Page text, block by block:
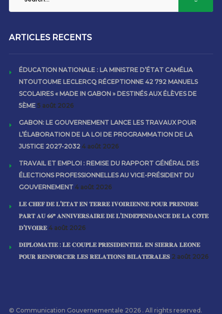
ARTICLES RECENTS
ÉDUCATION NATIONALE : LA MINISTRE D’ÉTAT CAMÉLIA
NTOUTOUME LECLERCQ RÉCEPTIONNE 42 792 MANUELS
SCOLAIRES « MADE IN GABON » DESTINÉS AUX ÉLÈVES DE
5ÈME 5 août 2026
GABON: LE GOUVERNEMENT LANCE LES TRAVAUX POUR
L’ÉLABORATION DE LA LOI DE PROGRAMMATION DE LA
JUSTICE 2027-2032 4 août 2026
TRAVAIL ET EMPLOI : REMISE DU RAPPORT GÉNÉRAL DES
ÉLECTIONS PROFESSIONNELLES AU VICE-PRÉSIDENT DU
GOUVERNEMENT 4 août 2026
𝐋𝐄 𝐂𝐇𝐄𝐅 𝐃𝐄 𝐋’𝐄́𝐓𝐀𝐓 𝐄𝐍 𝐓𝐄𝐑𝐑𝐄 𝐈𝐕𝐎𝐈𝐑𝐈𝐄𝐍𝐍𝐄 𝐏𝐎𝐔𝐑 𝐏𝐑𝐄𝐍𝐃𝐑𝐄
𝐏𝐀𝐑𝐓 𝐀𝐔 𝟔𝟔ᵉ 𝐀𝐍𝐍𝐈𝐕𝐄𝐑𝐒𝐀𝐈𝐑𝐄 𝐃𝐄 𝐋’𝐈𝐍𝐃𝐄́𝐏𝐄𝐍𝐃𝐀𝐍𝐂𝐄 𝐃𝐄 𝐋𝐀 𝐂𝐎̂𝐓𝐄
𝐃’𝐈𝐕𝐎𝐈𝐑𝐄 4 août 2026
𝐃𝐈𝐏𝐋𝐎𝐌𝐀𝐓𝐈𝐄 : 𝐋𝐄 𝐂𝐎𝐔𝐏𝐋𝐄 𝐏𝐑𝐄́𝐒𝐈𝐃𝐄𝐍𝐓𝐈𝐄𝐋 𝐄𝐍 𝐒𝐈𝐄𝐑𝐑𝐀 𝐋𝐄𝐎𝐍𝐄
𝐏𝐎𝐔𝐑 𝐑𝐄𝐍𝐅𝐎𝐑𝐂𝐄𝐑 𝐋𝐄𝐒 𝐑𝐄𝐋𝐀𝐓𝐈𝐎𝐍𝐒 𝐁𝐈𝐋𝐀𝐓𝐄́𝐑𝐀𝐋𝐄𝐒 2 août 2026
© Communication Gouvernementale 2026 . All rights reserved.